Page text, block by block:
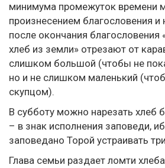
минимума промежуток времени
произнесением благословения
после окончания
хлеб из земли» отрезают от
слишком большой (чтобы не
но и не слишком маленький
скупцом).
В субботу можно нарезать хлеб
– в знак исполнения заповеди,
заповедано Торой устраивать
Глава семьи раздает ломти